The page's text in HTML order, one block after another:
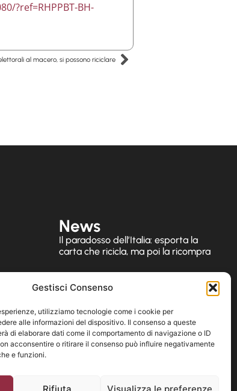
Gestisci Consenso
utilizziamo tecnologie come i cookie per
alle informazioni del dispositivo. Il consenso a queste
di elaborare dati come il comportamento di navigazione o ID
acconsentire o ritirare il consenso può influire negativamente
e funzioni.
Rifiuta Visualizza le preferenze
?ref=RHPPBT-BH-
al macero, si possono riciclare
News
Il paradosso dell’Italia: esporta la
carta che ricicla, ma poi la ricompra
Assemblea Pubblica Assocarta
2025 “Paper Industrial Deal”: la
Relazione del Presidente Lorenzo
Poli